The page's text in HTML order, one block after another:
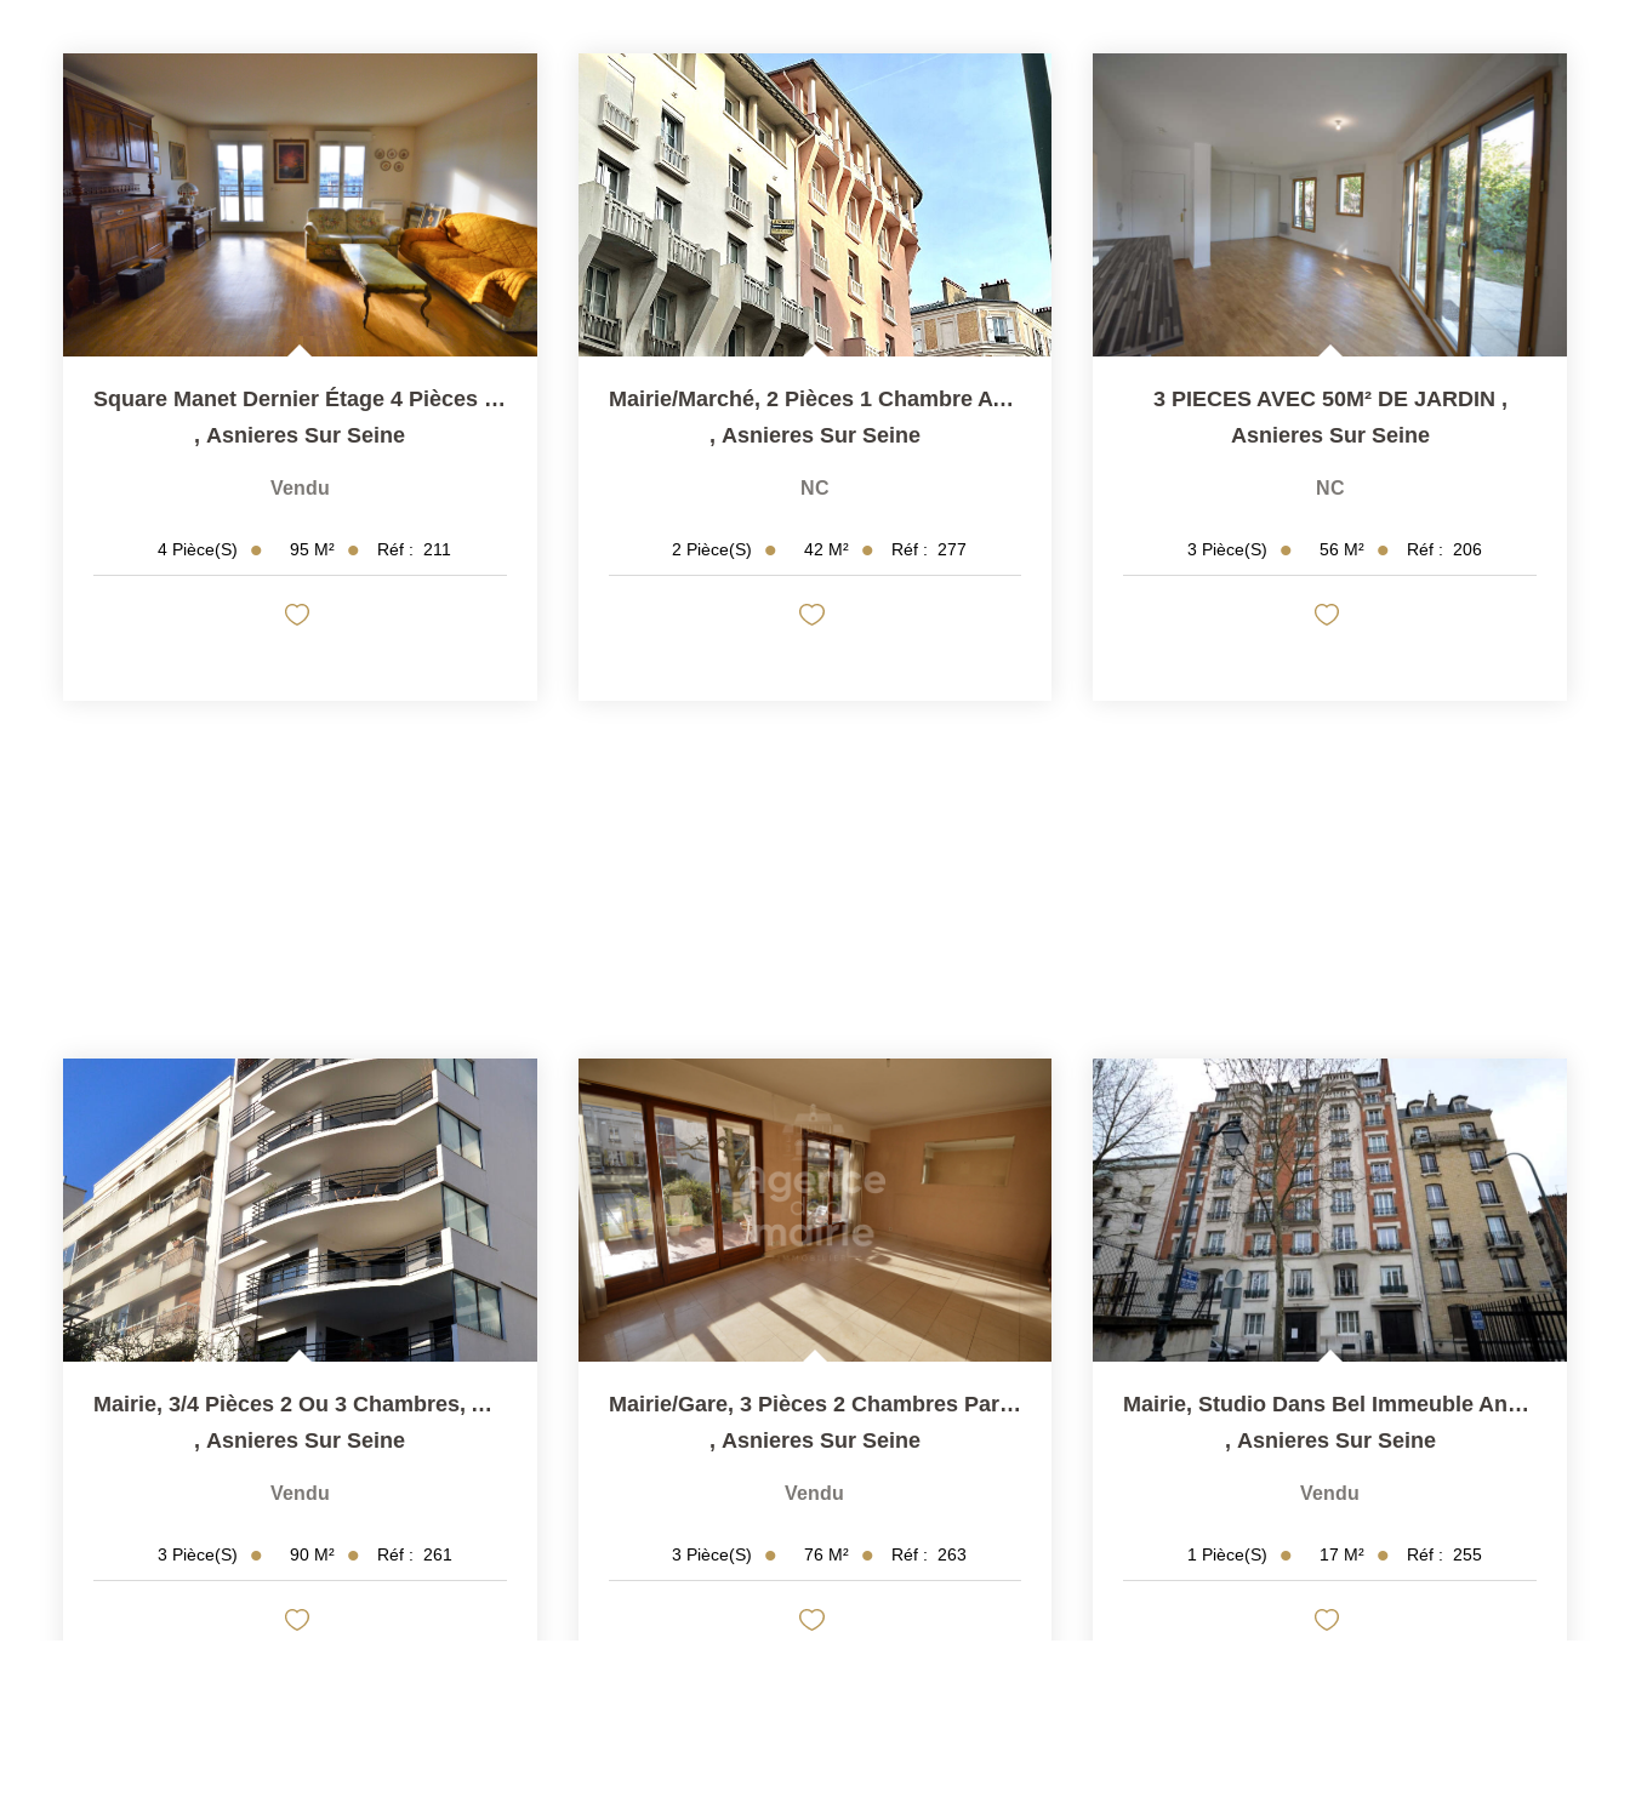
Square Manet Dernier Étage 4 Pièces 3 Chambres Terrasse 2...
, Asnieres Sur Seine
Vendu
4 Pièce(s) 95 M² Réf : 211
Mairie/Marché, 2 Pièces 1 Chambre Avec Vue Dégagée Et Une...
, Asnieres Sur Seine
NC
2 Pièce(s) 42 M² Réf : 277
3 PIECES AVEC 50M² DE JARDIN ,
Asnieres Sur Seine
NC
3 Pièce(s) 56 M² Réf : 206
Mairie, 3/4 Pièces 2 Ou 3 Chambres, Ascenseur Terrasse Et...
, Asnieres Sur Seine
Vendu
3 Pièce(s) 90 M² Réf : 261
Mairie/Gare, 3 Pièces 2 Chambres Parking, Cave Et Grand...
, Asnieres Sur Seine
Vendu
3 Pièce(s) 76 M² Réf : 263
Mairie, Studio Dans Bel Immeuble Ancien Avec Ascenseur....
, Asnieres Sur Seine
Vendu
1 Pièce(s) 17 M² Réf : 255